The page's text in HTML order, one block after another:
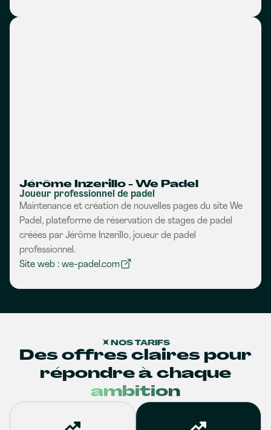
Jérôme Inzerillo - We Padel
Joueur professionnel de padel
Maintenance et création de nouvelles pages du site We
Padel, plateforme de réservation de stages de padel
créées par Jérôme Inzerillo, joueur de padel
professionnel.
Site web : we-padel.com
NOS TARIFS
Des offres claires pour
répondre à chaque
ambition